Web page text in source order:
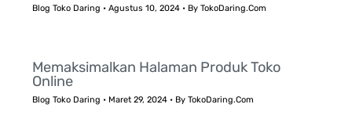
Blog Toko Daring •Agustus 10, 2024 • ByTokoDaring.Com
Memaksimalkan Halaman Produk Toko
Online
Blog Toko Daring • Maret 29, 2024 • ByTokoDaring.Com